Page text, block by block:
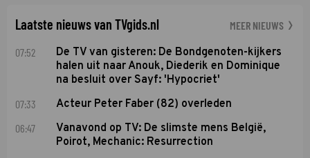
Laatste nieuws van TVgids.nl MEER NIEUWS
07:52
De TV van gisteren: De Bondgenoten-kijkers
halen uit naar Anouk, Diederik en Dominique
na besluit over Sayf: 'Hypocriet'
07:33 Acteur Peter Faber (82) overleden
06:47
Vanavond op TV: De slimste mens België,
Poirot, Mechanic: Resurrection